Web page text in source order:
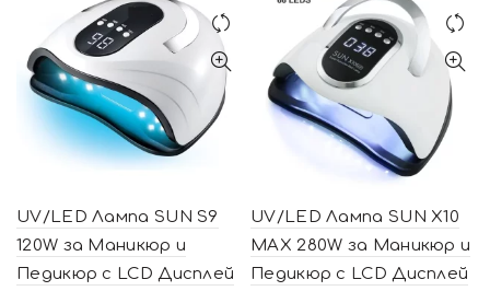
UV/LED Лампа SUN S9
120W за Маникюр и
Педикюр с LCD Дисплей
UV/LED Лампа SUN X10
MAX 280W за Маникюр и
Педикюр с LCD Дисплей